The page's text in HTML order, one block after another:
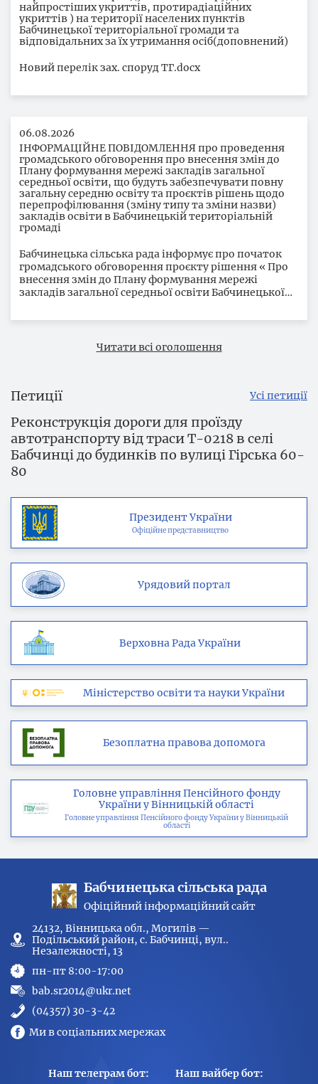
найпростіших укриттів, протирадіаційних
укриттів ) на території населених пунктів
Бабчинецької територіальної громади та
відповідальних за їх утримання осіб(доповнений)
Новий перелік зах. споруд ТГ.docx
06.08.2026
ІНФОРМАЦІЙНЕ ПОВІДОМЛЕННЯ про проведення
громадського обговорення про внесення змін до
Плану формування мережі закладів загальної
середньої освіти, що будуть забезпечувати повну
загальну середню освіту та проєктів рішень щодо
перепрофілювання (зміну типу та зміни назви)
закладів освіти в Бабчинецькій територіальній
громаді
Бабчинецька сільська рада інформує про початок
громадського обговорення проєкту рішення « Про
внесення змін до Плану формування мережі
закладів загальної середньої освіти Бабчинецької…
Читати всі оголошення
Петиції Усі петиції
Реконструкція дороги для проїзду
автотранспорту від траси Т-0218 в селі
Бабчинці до будинків по вулиці Гірська 60-
80
Президент України
Офіційне представництво
Урядовий портал
Верховна Рада України
Міністерство освіти та науки України
Безоплатна правова допомога
Головне управління Пенсійного фонду
України у Вінницькій області
Головне управління Пенсійного фонду України у Вінницькій
області
Бабчинецька сільська рада
Офіційний інформаційний сайт
24132, Вінницька обл., Могилів —
Подільський район, с. Бабчинці, вул..
Незалежності, 13
пн-пт 8:00-17:00
bab.sr2014@ukr.net
(04357) 30-3-42
Ми в соціальних мережах
Наш телеграм бот: Наш вайбер бот: